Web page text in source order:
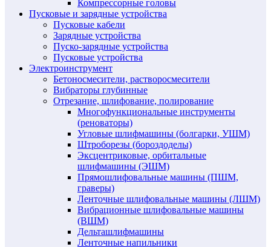
Компрессорные головы
Пусковые и зарядные устройства
Пусковые кабели
Зарядные устройства
Пуско-зарядные устройства
Пусковые устройства
Электроинструмент
Бетоносмесители, растворосмесители
Вибраторы глубинные
Отрезание, шлифование, полирование
Многофункциональные инструменты
(реноваторы)
Угловые шлифмашины (болгарки, УШМ)
Штроборезы (бороздоделы)
Эксцентриковые, орбитальные
шлифмашины (ЭШМ)
Прямошлифовальные машины (ПШМ,
граверы)
Ленточные шлифовальные машины (ЛШМ)
Вибрационные шлифовальные машины
(ВШМ)
Дельташлифмашины
Ленточные напильники